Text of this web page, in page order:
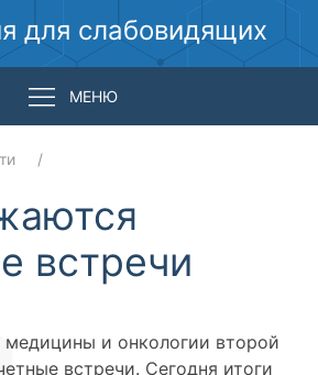
для слабовидящих
МЕНЮ
встречи
и онкологии второй
встречи. Сегодня итоги